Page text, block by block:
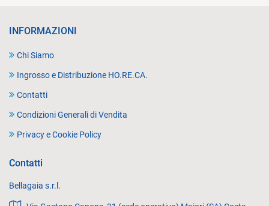
INFORMAZIONI
Chi Siamo
Ingrosso e Distribuzione HO.RE.CA.
Contatti
Condizioni Generali di Vendita
Privacy e Cookie Policy
Contatti
Bellagaia s.r.l.